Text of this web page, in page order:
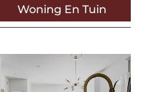
Woning En Tuin